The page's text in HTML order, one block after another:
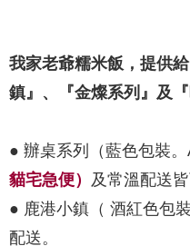
我家老爺糯米飯，提供
鎮』、『金燦系列』及『
● 辦桌系列（藍色包裝。
貓宅急便） 及常溫配送皆
● 鹿港小鎮（ 酒紅色包
配送。